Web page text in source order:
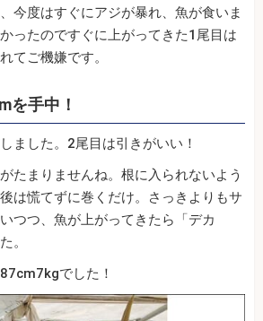
今度はすぐにアジが暴れ、魚が食いま
ったのですぐに上がってきた1尾目は
てご機嫌です。
を手中！
ました。2尾目は引きがいい！
たまりませんね。根に入られないよう
は慌てずに巻くだけ。さっきよりもサ
つつ、魚が上がってきたら「デカ
。
でした！